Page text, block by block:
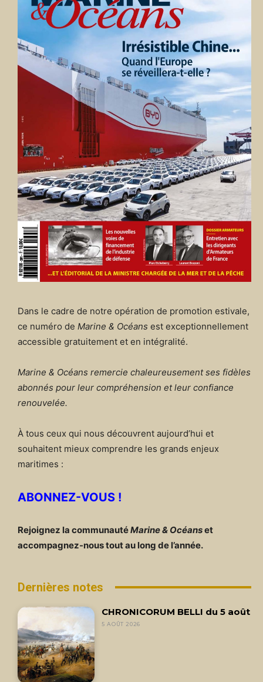
Dans le cadre de notre opération de promotion estivale,
ce numéro de Marine & Océans est exceptionnellement
accessible gratuitement et en intégralité.
Marine & Océans remercie chaleureusement ses fidèles
abonnés pour leur compréhension et leur confiance
renouvelée.
À tous ceux qui nous découvrent aujourd’hui et
souhaitent mieux comprendre les grands enjeux
maritimes :
ABONNEZ-VOUS !
Rejoignez la communautéMarine & Océanset
accompagnez-nous tout au long de l’année.
Dernières notes
CHRONICORUM BELLI du 5 août
5 AOÛT 2026